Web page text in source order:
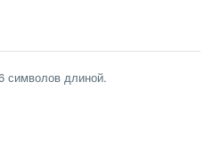
символов длиной.